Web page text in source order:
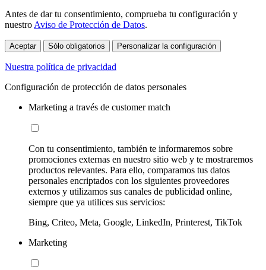
Antes de dar tu consentimiento, comprueba tu configuración y
nuestro Aviso de Protección de Datos.
Aceptar Sólo obligatorios Personalizar la configuración
Nuestra política de privacidad
Configuración de protección de datos personales
Marketing a través de customer match
Con tu consentimiento, también te informaremos sobre
promociones externas en nuestro sitio web y te mostraremos
productos relevantes. Para ello, comparamos tus datos
personales encriptados con los siguientes proveedores
externos y utilizamos sus canales de publicidad online,
siempre que ya utilices sus servicios:
Bing, Criteo, Meta, Google, LinkedIn, Printerest, TikTok
Marketing